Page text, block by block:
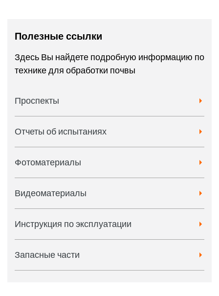
Полезные ссылки
Здесь Вы найдете подробную информацию по
технике для обработки почвы
Проспекты
Отчеты об испытаниях
Фотоматериалы
Видеоматериалы
Инструкция по эксплуатации
Запасные части